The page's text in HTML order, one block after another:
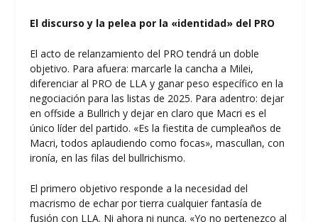
El discurso y la pelea por la «identidad» del PRO
El acto de relanzamiento del PRO tendrá un doble
objetivo. Para afuera: marcarle la cancha a Milei,
diferenciar al PRO de LLA y ganar peso específico en la
negociación para las listas de 2025. Para adentro: dejar
en offside a Bullrich y dejar en claro que Macri es el
único líder del partido. «Es la fiestita de cumpleaños de
Macri, todos aplaudiendo como focas», mascullan, con
ironía, en las filas del bullrichismo.
El primero objetivo responde a la necesidad del
macrismo de echar por tierra cualquier fantasía de
fusión con LLA. Ni ahora ni nunca. «Yo no pertenezco al